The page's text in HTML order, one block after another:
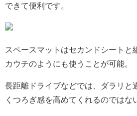
できて便利です。
スペースマットはセカンドシートと
カウチのようにも使うことが可能。
長距離ドライブなどでは、ダラリと
くつろぎ感を高めてくれるのではな